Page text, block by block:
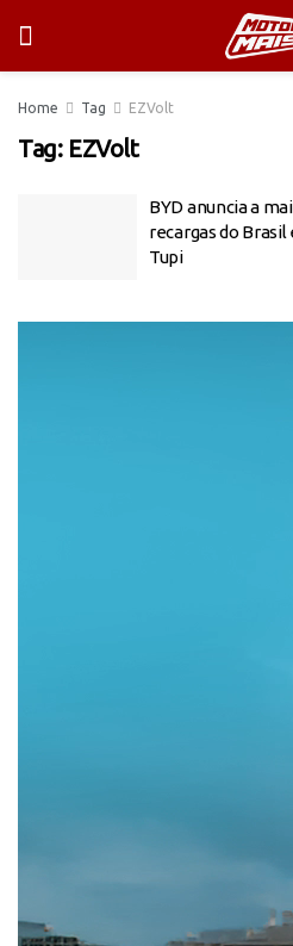
Home Tag EZVolt
Tag: EZVolt
BYD anuncia a
recargas do
Tupi